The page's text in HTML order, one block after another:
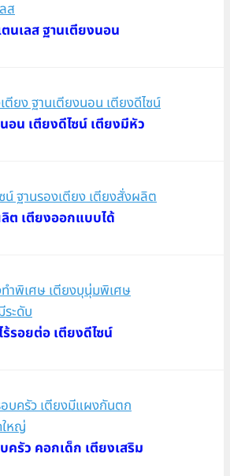
นเลส ฐานเตียงนอน
อน เตียงดีไซน์ เตียงมีหัว
ต เตียงออกแบบได้
ร้รอยต่อ เตียงดีไซน์
ครัว คอกเด็ก เตียงเสริม